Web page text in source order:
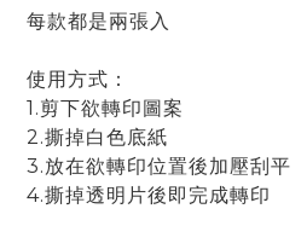
每款都是兩張入
使用方式：
1.剪下欲轉印圖案
2.撕掉白色底紙
3.放在欲轉印位置後加壓刮平
4.撕掉透明片後即完成轉印